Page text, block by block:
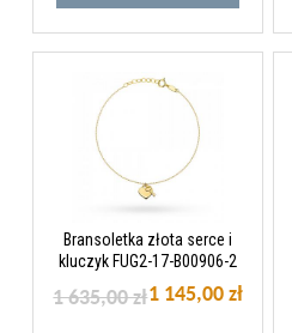
Bransoletka złota serce i
kluczyk FUG2-17-B00906-2
1 145,00 zł
1 635,00 zł